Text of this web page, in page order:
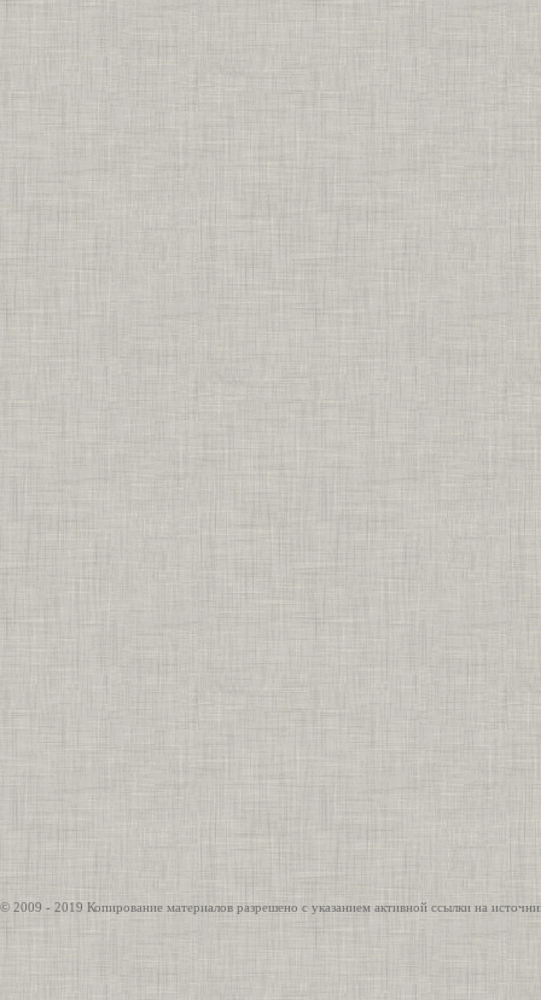
© 2009 - 2019 Копирование материалов разрешено с указанием активной ссылки на